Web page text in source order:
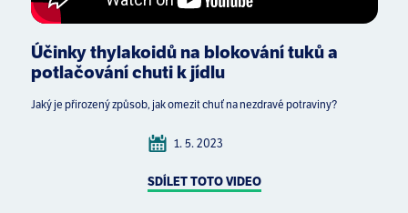
Účinky thylakoidů na blokování tuků a
potlačování chuti k jídlu
Jaký je přirozený způsob, jak omezit chuť na nezdravé potraviny?
1. 5. 2023
SDÍLET TOTO VIDEO